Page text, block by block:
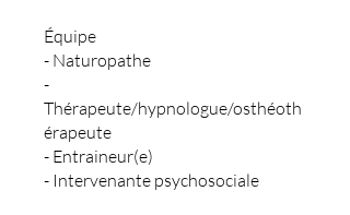
Équipe
- Naturopathe
-
Thérapeute/hypnologue/osthéoth
érapeute
- Entraineur(e)
- Intervenante psychosociale